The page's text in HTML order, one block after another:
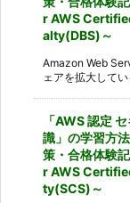
r AWS
alty(DBS)～
Amazon Web
ェアを拡大して
「AWS 認定
識」の学習方
策・合格体験
r AWS
ty(SCS)～